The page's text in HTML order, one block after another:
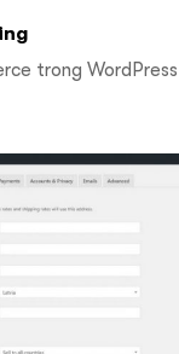
trong